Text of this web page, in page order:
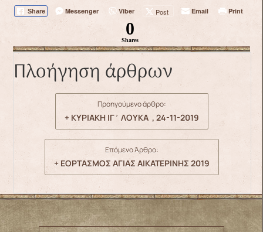
Share Messenger Viber Post Email Print
0
Shares
Πλοήγηση άρθρων
Προηγούμενο άρθρο:
+ ΚΥΡΙΑΚΗ ΙΓ΄ ΛΟΥΚΑ , 24-11-2019
Επόμενο Άρθρο:
+ ΕΟΡΤΑΣΜΟΣ ΑΓΙΑΣ ΑΙΚΑΤΕΡΙΝΗΣ 2019